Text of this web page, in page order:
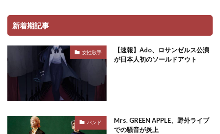
新着期記事
女性歌手
【速報】Ado、ロサンゼルス公演
が日本人初のソールドアウト
バンド
Mrs. GREEN APPLE、野外ライブ
での騒音が炎上